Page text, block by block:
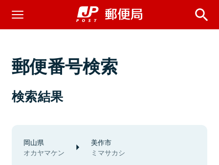
郵便番号検索
検索結果
岡山県
オカヤマケン
美作市
ミマサカシ